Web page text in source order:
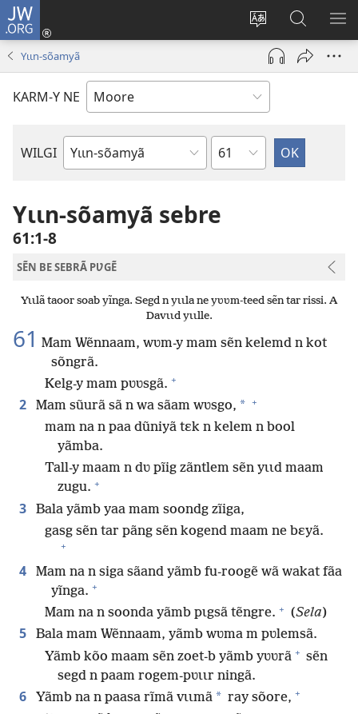
JW.ORG
Toeem-
buud-
gomdã
Pak-
(ouvre
une
Bao-
y
bũmb
Y
Yɩɩn-sõamyã
KARM-Y NE
WILGI
Livre
Bible
Sak
Yɩɩn-sõamyã sebre
61:1-8
SẼN BE SEBRÃ PƲGẼ
Yɩɩlã taoor soab yĩnga. Segd n yɩɩla ne yʋʋm-teed sẽn tar rissi. A
Davɩɩd yɩɩlle.
61 Mam Wẽnnaam, wʋm-y mam sẽn kelemd n kot
sõngrã.
Kelg-y mam pʋʋsgã. +
2 Mam sũurã sã n wa sãam wʋsgo, * +
mam na n paa dũniyã tɛk n kelem n bool
yãmba.
Tall-y maam n dʋ pĩig zãntlem sẽn yɩɩd maam
zugu. +
3
Bala yãmb yaa mam soondg zĩiga,
gasg sẽn tar pãng sẽn kogend maam ne bɛyã.
+
4
Mam na n siga sãand yãmb fu-roogẽ wã wakat fãa
yĩnga. +
Mam na n soonda yãmb pɩgsã tẽngre. + (Sela)
5
Bala mam Wẽnnaam, yãmb wʋma m pʋlemsã.
Yãmb kõo maam sẽn zoet-b yãmb yʋʋrã + sẽn
segd n paam rogem-pʋɩɩr ningã.
6 Yãmb na n paasa rĩmã vɩɩmã * ray sõore, +